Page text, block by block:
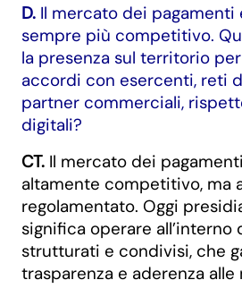
D. Il mercato dei
sempre più competitivo.
la presenza sul territorio
accordi con esercenti, reti
partner commerciali,
digitali?
CT. Il mercato dei
altamente competitivo, ma
regolamentato. Oggi
significa operare all’interno
strutturati e condivisi, che
trasparenza e aderenza alle